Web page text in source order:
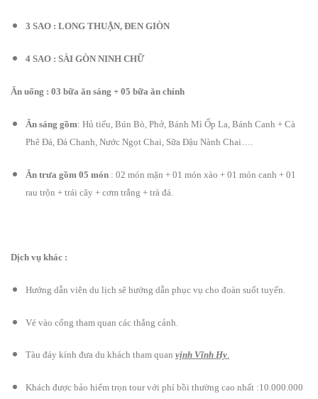
3 SAO : LONG THUẬN, ĐEN GIÒN
4 SAO : SÀI GÒN NINH CHỮ
Ăn uống : 03 bữa ăn sáng + 05 bữa ăn chính
Ăn sáng gồm: Hủ tiếu, Bún Bò, Phở, Bánh Mì Ốp La, Bánh Canh + Cà
Phê Đá, Đá Chanh, Nước Ngọt Chai, Sữa Đậu Nành Chai….
Ăn trưa gồm 05 món: 02 món mặn + 01 món xào + 01 món canh + 01
rau trộn + trái cây + cơm trắng + trà đá.
Dịch vụ khác :
Hướng dẫn viên du lịch sẽ hướng dẫn phục vụ cho đoàn suốt tuyến.
Vé vào cổng tham quan các thắng cảnh.
Tàu đáy kính đưa du khách tham quan vịnh Vĩnh Hy.
Khách được bảo hiểm trọn tour với phí bồi thường cao nhất :10.000.000